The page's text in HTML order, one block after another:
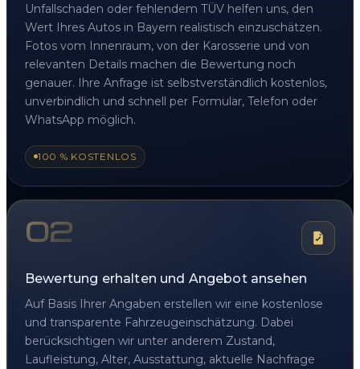
Unfallschaden oder fehlendem TÜV helfen uns, den
Wert Ihres Autos in Bayern realistisch einzuschätzen.
Fotos vom Innenraum, von der Karosserie und von
relevanten Details machen die Bewertung noch
genauer. Ihre Anfrage ist selbstverständlich kostenlos,
unverbindlich und schnell per Formular, Telefon oder
WhatsApp möglich.
100 % KOSTENLOS
02
Bewertung erhalten und Angebot ansehen
Auf Basis Ihrer Angaben erstellen wir eine kostenlose
und transparente Fahrzeugeinschätzung. Dabei
berücksichtigen wir unter anderem Zustand,
Laufleistung, Alter, Ausstattung, aktuelle Nachfrage